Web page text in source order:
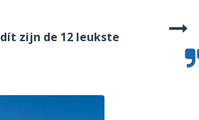
zijn de 12 leukste